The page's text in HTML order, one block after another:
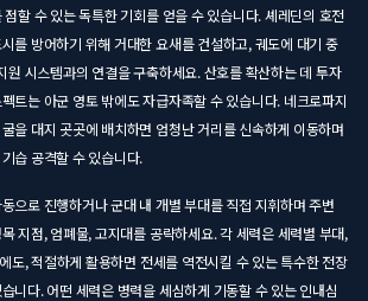
점할 수 있는 독특한 기회를 얻을 수 있습니다. 셰레딘의 호전
를 방어하기 위해 거대한 요새를 건설하고, 궤도에 대기 중
원 시스템과의 연결을 구축하세요. 산호를 확산하는 데 투자
트는 아군 영토 밖에도 자급자족할 수 있습니다. 네크로파지
을 대지 곳곳에 배치하면 엄청난 거리를 신속하게 이동하며
습 공격할 수 있습니다.
으로 진행하거나 군대 내 개별 부대를 직접 지휘하며 주변
지점, 엄폐물, 고지대를 공략하세요. 각 세력은 세력별 부대,
도, 적절하게 활용하면 전세를 역전시킬 수 있는 특수한 전장
니다. 어떤 세력은 병력을 세심하게 기동할 수 있는 인내심